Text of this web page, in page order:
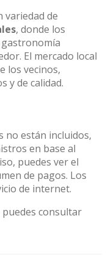
variedad de
, donde los
El mercado local
los vecinos,
y de calidad.
no están incluidos,
en base al
puedes ver el
de pagos. Los
de internet.
puedes consultar